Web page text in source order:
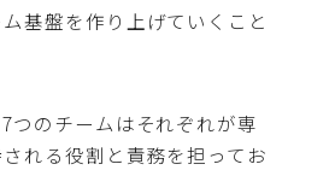
基盤を作り上げていくこと
つのチームはそれぞれが専
れる役割と責務を担ってお